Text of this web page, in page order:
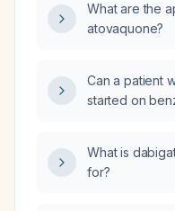
What are the
atovaquone?
Can a patient
started on
What is
for?